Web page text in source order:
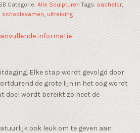
Categorie: Alle Sculpturen Tags: bachelor,
schoolexamen, uitreiking
informatie
Elke stap wordt gevolgd door
de grote lijn in het oog wordt
doel wordt bereikt zo heet de
ook leuk om te geven aan